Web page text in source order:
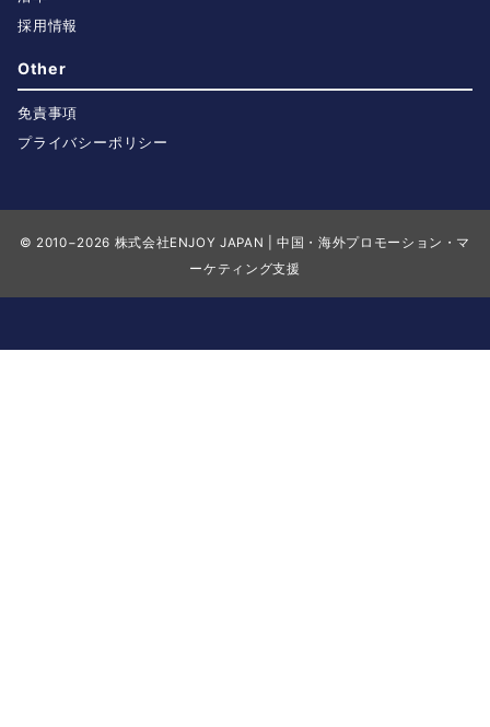
採用情報
Other
免責事項
プライバシーポリシー
© 2010−2026 株式会社ENJOY JAPAN | 中国・海外プロモーション・マ
ーケティング支援